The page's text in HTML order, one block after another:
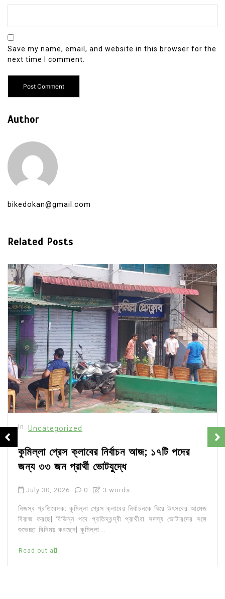
Save my name, email, and website in this browser for the
next time I comment.
Author
bikedokan@gmail.com
Related Posts
In Uncategorized
কুমিল্লা প্রেস ক্লাবের নির্বাচন আজ; ১৭টি পদের
জন্য ৩৩ জন প্রার্থী ভোটযুদ্ধে
July 30, 2026 0 3 words
নিজস্ব প্রতিবেদক: কুমিল্লা প্রেস ক্লাবের নির্বাচনকে ঘিরে উৎসবের আমেজ
বিরাজ করছে| বিভিন্ন পদে প্রতিদ্বন্দ্বী প্রার্থীরা সদস্য ভোটারদের সঙ্গে
শুভেচ্ছা বিনিময় করছেন| কুমিল্লা...
Read out all